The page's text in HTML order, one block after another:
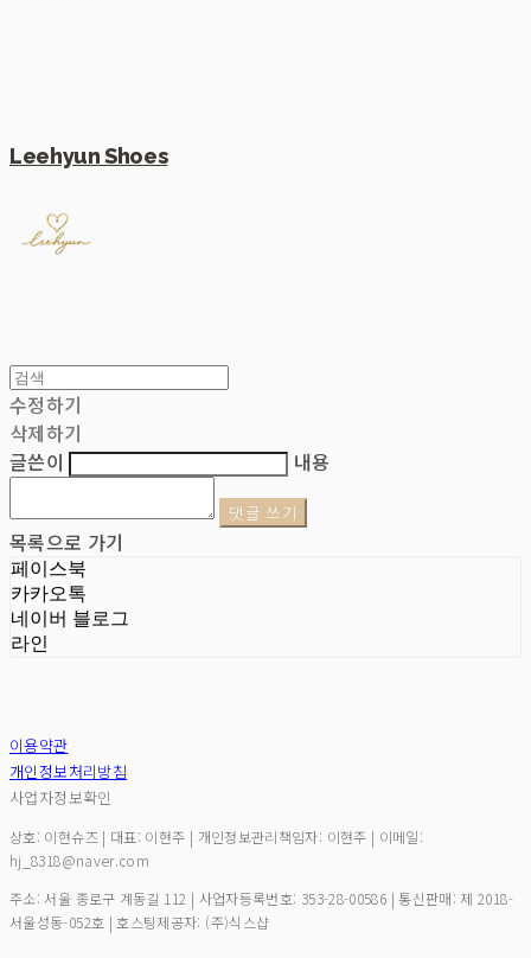
Leehyun Shoes
수정하기
삭제하기
글쓴이
내용
댓글 쓰기
목록으로 가기
페이스북
카카오톡
네이버 블로그
라인
이용약관
개인정보처리방침
사업자정보확인
상호: 이현슈즈 | 대표: 이현주 | 개인정보관리책임자: 이현주 | 이메일:
hj_8318@naver.com
주소: 서울 종로구 계동길 112 | 사업자등록번호: 353-28-00586 | 통신판매:제 2018-
서울성동-052호 | 호스팅제공자: (주)식스샵